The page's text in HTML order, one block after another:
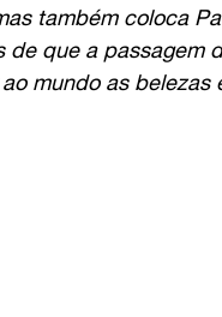
também coloca
que a passagem
mundo as belezas